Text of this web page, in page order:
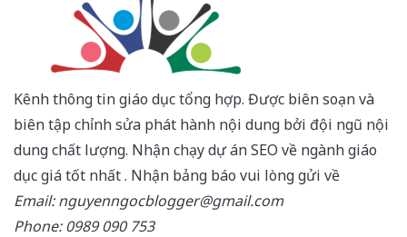
Kênh thông tin giáo dục tổng hợp. Được biên soạn và
biên tập chỉnh sửa phát hành nội dung bởi đội ngũ nội
dung chất lượng. Nhận chạy dự án SEO về ngành giáo
dục giá tốt nhất . Nhận bảng báo vui lòng gửi về
Email: nguyenngocblogger@gmail.com
Phone: 0989 090 753